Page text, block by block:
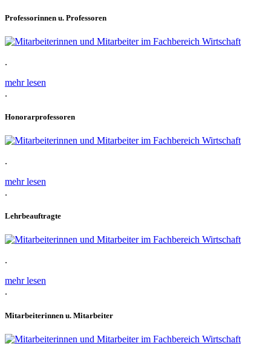
Professorinnen u. Professoren
.
mehr lesen
.
Honorarprofessoren
.
mehr lesen
.
Lehrbeauftragte
.
mehr lesen
.
Mitarbeiterinnen u. Mitarbeiter